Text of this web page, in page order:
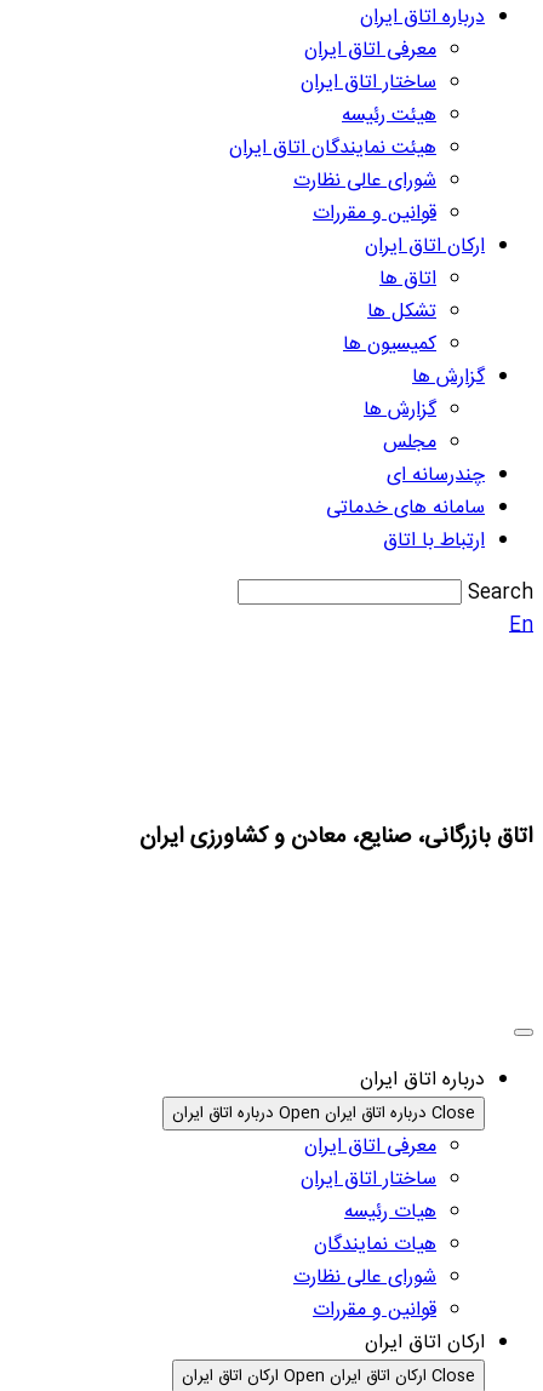
درباره اتاق ایران
معرفی اتاق ایران
ساختار اتاق ایران
هیئت رئیسه
هیئت نمایندگان اتاق ایران
شورای عالی نظارت
قوانین و مقررات
ارکان اتاق ایران
اتاق ها
تشکل ها
کمیسیون ها
گزارش ها
گزارش ها
مجلس
چندرسانه ای
سامانه های خدماتی
ارتباط با اتاق
Search
En
اتاق بازرگانی، صنایع، معادن و کشاورزی ایران
درباره اتاق ایران
Close درباره اتاق ایران Open درباره اتاق ایران
معرفی اتاق ایران
ساختار اتاق ایران
هیات رئیسه
هیات نمایندگان
شورای عالی نظارت
قوانین و مقررات
ارکان اتاق ایران
Close ارکان اتاق ایران Open ارکان اتاق ایران